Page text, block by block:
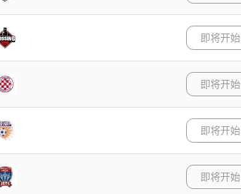
即将开始
即将开始
即将开始
即将开始